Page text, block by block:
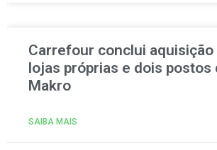
Carrefour conclui
lojas próprias e dois postos
Makro
SAIBA MAIS